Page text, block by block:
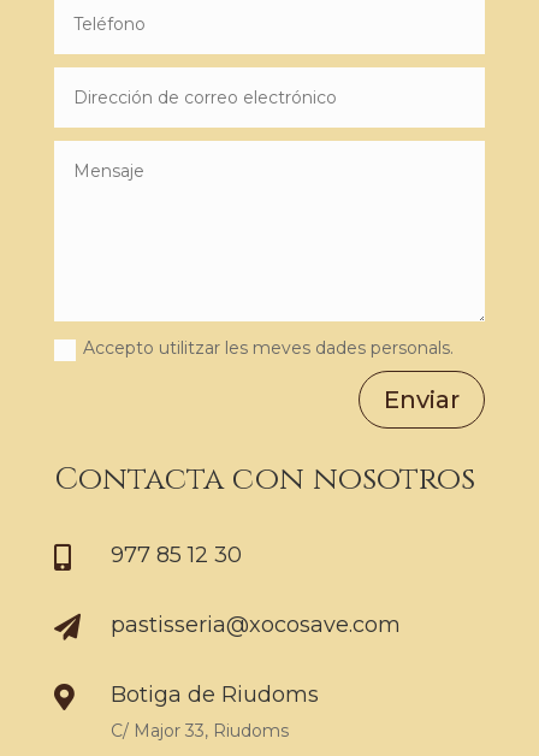
Accepto utilitzar les meves dades personals.
Enviar
Contacta con nosotros
 977 85 12 30
 pastisseria@xocosave.com
 Botiga de Riudoms
C/ Major 33, Riudoms